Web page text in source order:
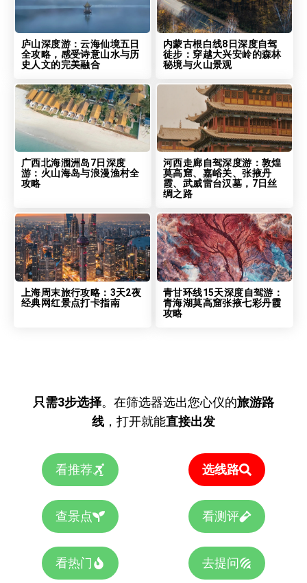
庐山深度游：云海仙境五日
全攻略，感受诗意山水与历
史人文的完美融合
内蒙古根白线8日深度自驾
徒步：穿越大兴安岭的森林
秘境与火山景观
广西北海涠洲岛7日深度
游：火山海岛与浪漫渔村全
攻略
河西走廊自驾深度游：敦煌
莫高窟、嘉峪关、张掖丹
霞、武威雷台汉墓，7日丝
绸之路
上海周末旅行攻略：3天2夜
经典网红景点打卡指南
青甘环线15天深度自驾游：
青海湖莫高窟张掖七彩丹霞
攻略
只需3步选择。在筛选器选出您心仪的旅游路
线 ，打开就能直接出发
看推荐 选线路
查景点 看测评
看热门 去提问